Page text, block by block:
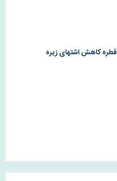
قطره کاهش اشتهای زیره